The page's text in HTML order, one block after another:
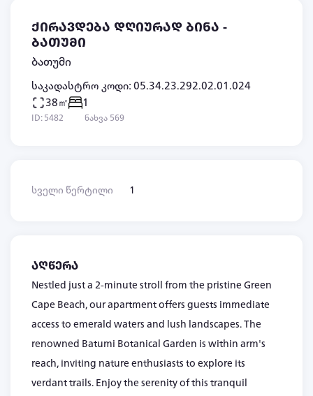
ქირავდება დღიურად ბინა -
ბათუმი
ბათუმი
საკადასტრო კოდი: 05.34.23.292.02.01.024
38㎡
1
ID: 5482 ნახვა 569
სველი წერტილი 1
აღწერა
Nestled just a 2-minute stroll from the pristine Green
Cape Beach, our apartment offers guests immediate
access to emerald waters and lush landscapes. The
renowned Batumi Botanical Garden is within arm's
reach, inviting nature enthusiasts to explore its
verdant trails. Enjoy the serenity of this tranquil